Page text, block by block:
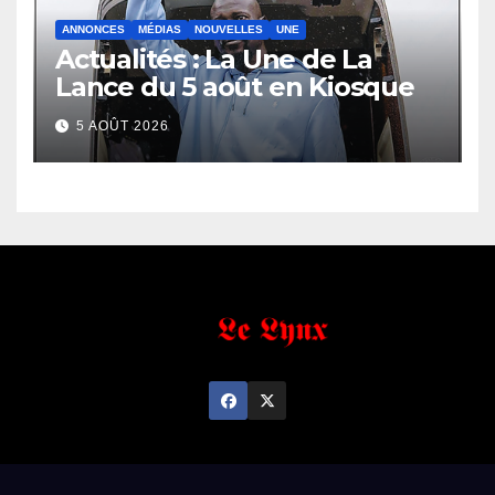
ANNONCES MÉDIAS NOUVELLES UNE
Actualités : La Une de La
Lance du 5 août en Kiosque
5 AOÛT 2026